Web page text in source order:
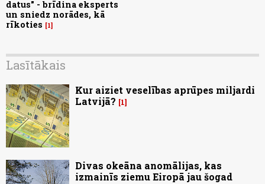
datus" - brīdina eksperts
un sniedz norādes, kā
rīkoties
1
Lasītākais
Kur aiziet veselības aprūpes miljardi
Latvijā?
1
Divas okeāna anomālijas, kas
izmainīs ziemu Eiropā jau šogad